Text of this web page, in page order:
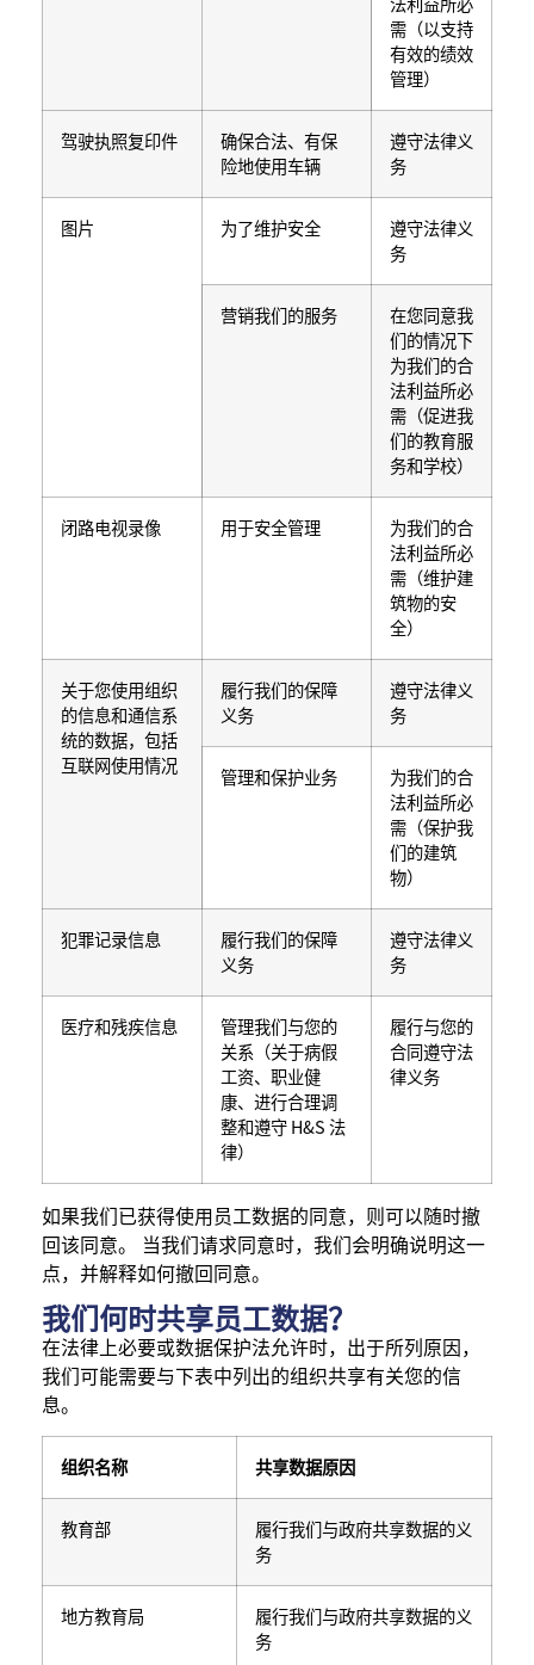
法利益所必
需（以支持
有效的绩效
管理）
驾驶执照复印件
确保合法、有保
险地使用车辆
遵守法律义
务
图片 为了维护安全
遵守法律义
务
营销我们的服务
在您同意我
们的情况下
为我们的合
法利益所必
需（促进我
们的教育服
务和学校）
闭路电视录像 用于安全管理
为我们的合
法利益所必
需（维护建
筑物的安
全）
关于您使用组织
的信息和通信系
统的数据，包括
互联网使用情况
履行我们的保障
义务
遵守法律义
务
管理和保护业务
为我们的合
法利益所必
需（保护我
们的建筑
物）
犯罪记录信息
履行我们的保障
义务
遵守法律义
务
医疗和残疾信息
管理我们与您的
关系（关于病假
工资、职业健
康、进行合理调
整和遵守 H&S 法
律）
履行与您的
合同遵守法
律义务
如果我们已获得使用员工数据的同意，则可以随时撤
回该同意。 当我们请求同意时，我们会明确说明这一
点，并解释如何撤回同意。
我们何时共享员工数据？
在法律上必要或数据保护法允许时，出于所列原因，
我们可能需要与下表中列出的组织共享有关您的信
息。
组织名称 共享数据原因
教育部
履行我们与政府共享数据的义
务
地方教育局
履行我们与政府共享数据的义
务